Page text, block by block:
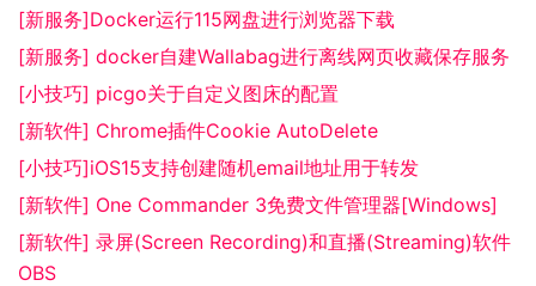
[新服务]Docker运行115网盘进行浏览器下载
[新服务] docker自建Wallabag进行离线网页收藏保存服务
[小技巧] picgo关于自定义图床的配置
[新软件] Chrome插件Cookie AutoDelete
[小技巧]iOS15支持创建随机email地址用于转发
[新软件] One Commander 3免费文件管理器[Windows]
[新软件] 录屏(Screen Recording)和直播(Streaming)软件
OBS